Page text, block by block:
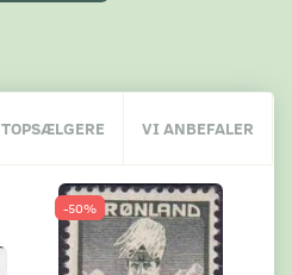
TOPSÆLGERE VI ANBEFALER
-50%